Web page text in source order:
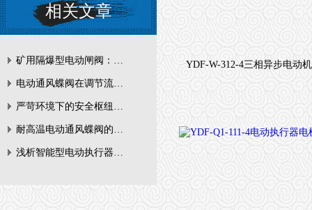
相关文章
矿用隔爆型电动闸阀：安全、智能与矿山自动化的关键执行元件
电动通风蝶阀在调节流量方面确实有*的优势
严苛环境下的安全枢纽：矿用隔爆型电动闸阀的技术剖析
耐高温电动通风蝶阀的结构特点和安装要点
浅析智能型电动执行器的组成部分和维护办法